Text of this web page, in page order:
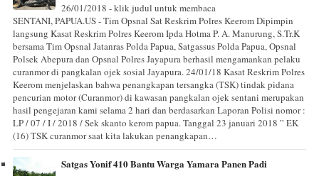
26/01/2018 - klik judul untuk membaca
SENTANI, PAPUA.US - Tim Opsnal Sat Reskrim Polres Keerom Dipimpin
langsung Kasat Reskrim Polres Keerom Ipda Hotma P. A. Manurung, S.Tr.K
bersama Tim Opsnal Jatanras Polda Papua, Satgassus Polda Papua, Opsnal
Polsek Abepura dan Opsnal Polres Jayapura berhasil mengamankan pelaku
curanmor di pangkalan ojek sosial Jayapura. 24/01/18 Kasat Reskrim Polres
Keerom menjelaskan bahwa penangkapan tersangka (TSK) tindak pidana
pencurian motor (Curanmor) di kawasan pangkalan ojek sentani merupakan
hasil pengejaran kami selama 2 hari dan berdasarkan Laporan Polisi nomor :
LP / 07 / I / 2018 / Sek skanto kerom papua. Tanggal 23 januari 2018 ” EK
(16) TSK curanmor saat kita lakukan penangkapan…
Satgas Yonif 410 Bantu Warga Yamara Panen Padi